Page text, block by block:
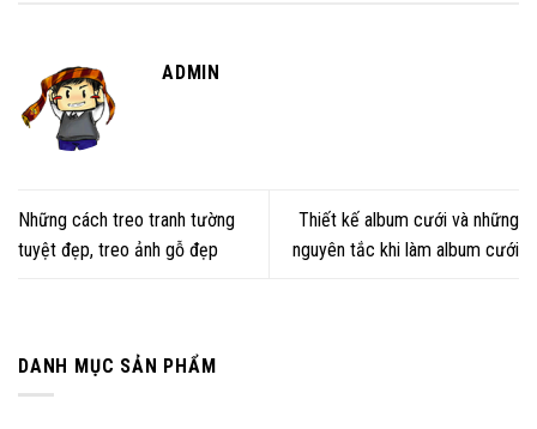
DANH MỤC SẢN PHẨM
ADMIN
Những cách treo tranh tường
tuyệt đẹp, treo ảnh gỗ đẹp
Thiết kế album cưới và những
nguyên tắc khi làm album cưới